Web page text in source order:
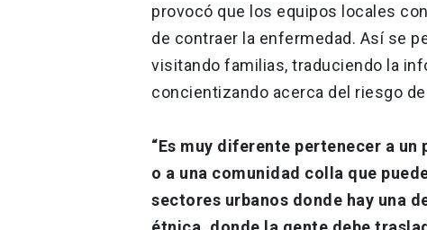
provocó que los equipos locales
de contraer la enfermedad. Así se
visitando familias, traduciendo la
concientizando acerca del riesgo
“Es muy diferente pertenecer a
o a una comunidad colla que
sectores urbanos donde hay una